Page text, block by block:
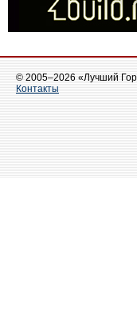
© 2005–2026 «Лучший
Контакты